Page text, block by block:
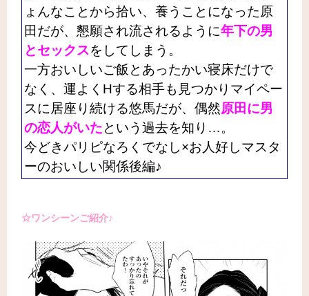
ょんなことから拾い、養うことになった原
田だが、懇願され流されるように年下の男
とセックスをしてしまう。
一方おいしいご飯とあったかい寝床だけで
なく、運よくHする相手も見つかりマイペー
スに居座り続ける悠馬だが、偶然原田に男
の恋人がいたという過去を知り…。
今どきパリピなろくでなし×お人好しマスタ
ーのおいしい関係後編♪
☆ワンシーンご紹介♪